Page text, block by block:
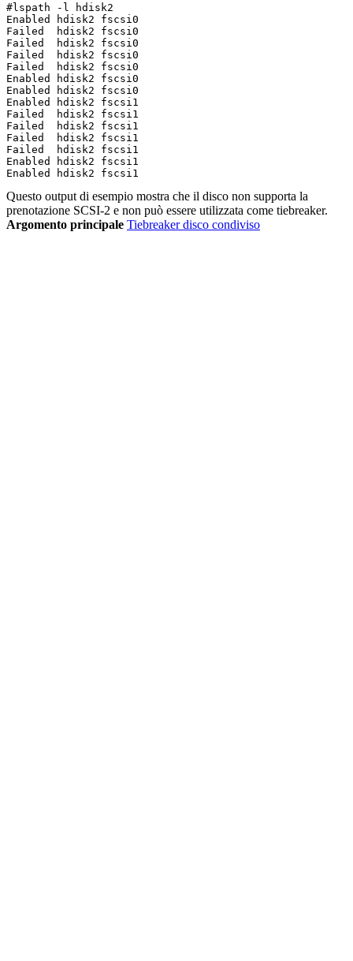
#lspath -l hdisk2
Enabled hdisk2 fscsi0
Failed  hdisk2 fscsi0
Failed  hdisk2 fscsi0
Failed  hdisk2 fscsi0
Failed  hdisk2 fscsi0
Enabled hdisk2 fscsi0
Enabled hdisk2 fscsi0
Enabled hdisk2 fscsi1
Failed  hdisk2 fscsi1
Failed  hdisk2 fscsi1
Failed  hdisk2 fscsi1
Failed  hdisk2 fscsi1
Enabled hdisk2 fscsi1
Enabled hdisk2 fscsi1
Questo output di esempio mostra che il disco non supporta la
prenotazione SCSI-2 e non può essere utilizzata come tiebreaker.
Argomento principale Tiebreaker disco condiviso